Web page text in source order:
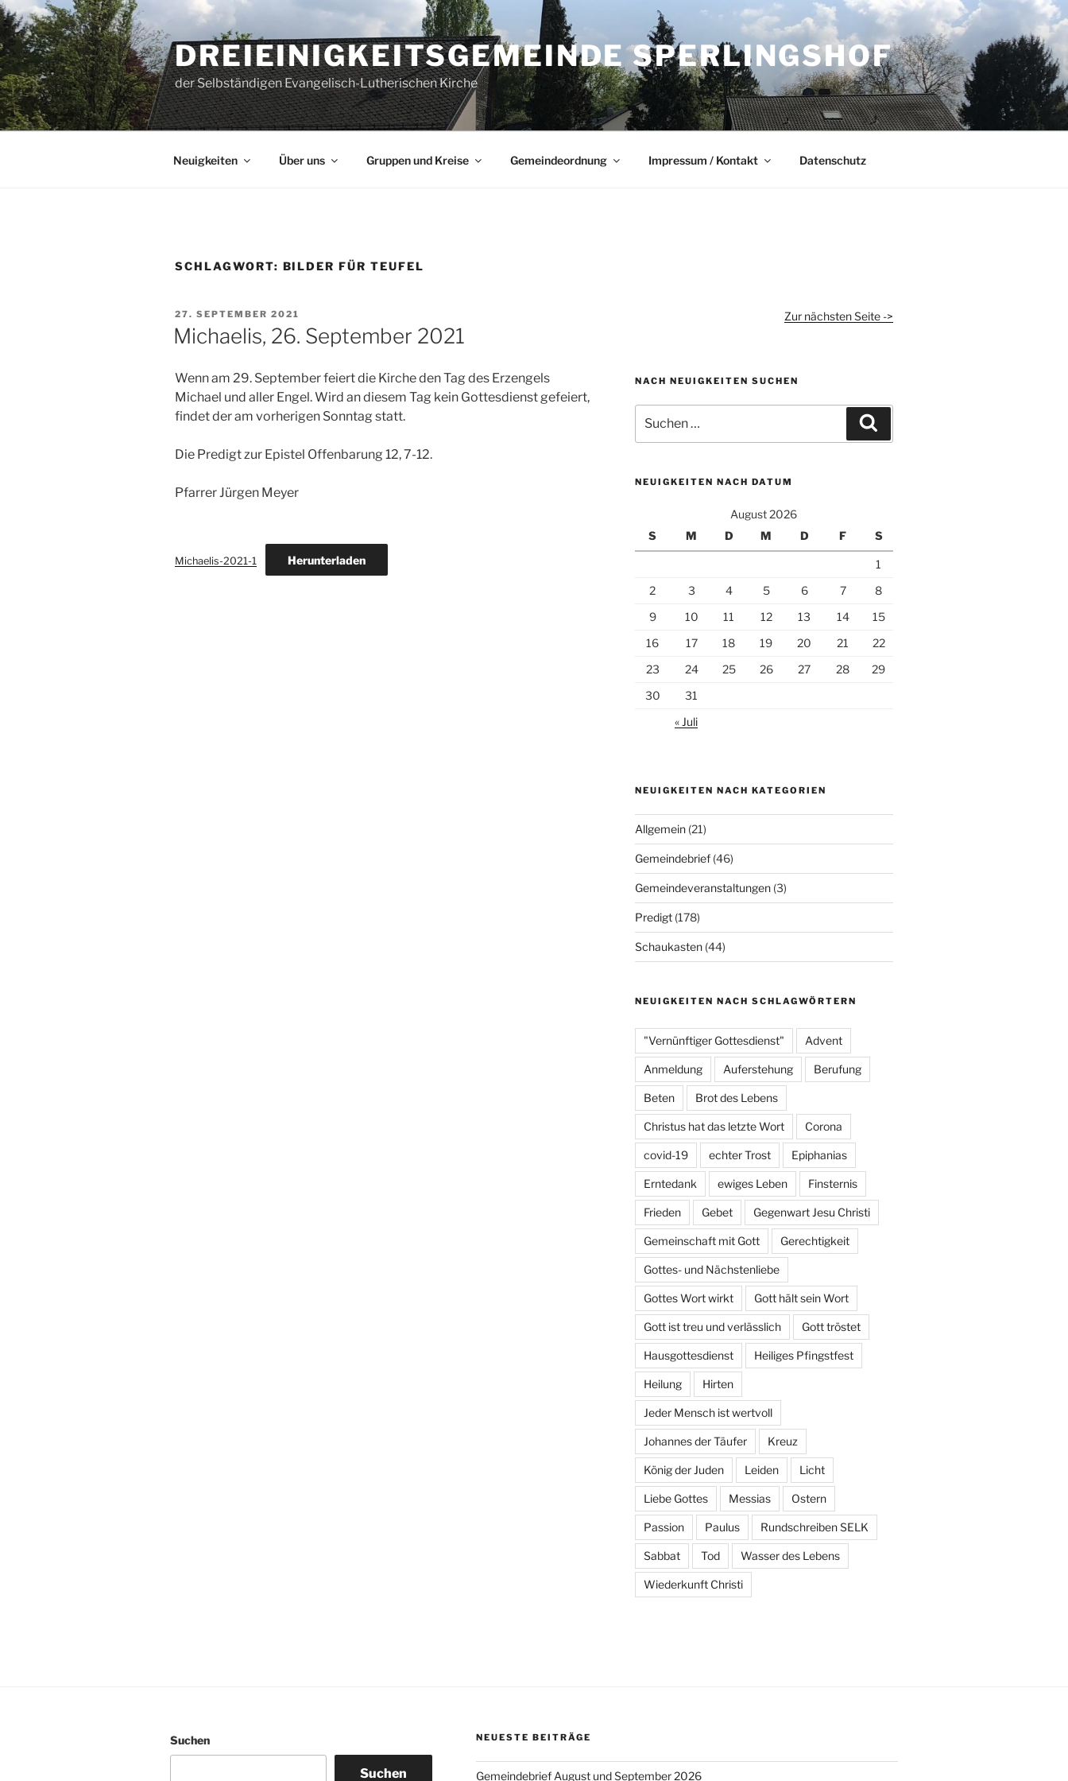
Zum
Inhalt
springen
DREIEINIGKEITSGEMEINDE SPERLINGSHOF
der Selbständigen Evangelisch-Lutherischen Kirche
Neuigkeiten Über uns Gruppen und Kreise Gemeindeordnung Impressum / Kontakt Datenschutz
SCHLAGWORT: BILDER FÜR TEUFEL
VERÖFFENTLICHT
AM
27. SEPTEMBER 2021
Michaelis, 26. September 2021
Wenn am 29. September feiert die Kirche den Tag des Erzengels
Michael und aller Engel. Wird an diesem Tag kein Gottesdienst gefeiert,
findet der am vorherigen Sonntag statt.
Die Predigt zur Epistel Offenbarung 12, 7-12.
Pfarrer Jürgen Meyer
Michaelis-2021-1 Herunterladen
Zur nächsten Seite ->
NACH NEUIGKEITEN SUCHEN
nach:
NEUIGKEITEN NACH DATUM
August 2026
S
M D M D F S
1
2
3 4 5 6 7
8
9
10 11 12 13 14
15
16
17 18 19 20 21
22
23
24 25 26 27 28
29
30
31
« Juli
NEUIGKEITEN NACH KATEGORIEN
Allgemein(21)
Gemeindebrief(46)
Gemeindeveranstaltungen(3)
Predigt(178)
Schaukasten(44)
NEUIGKEITEN NACH SCHLAGWÖRTERN
"Vernünftiger Gottesdienst" Advent
Anmeldung Auferstehung Berufung
Beten Brot des Lebens
Christus hat das letzte Wort Corona
covid-19 echter Trost Epiphanias
Erntedank ewiges Leben Finsternis
Frieden Gebet Gegenwart Jesu Christi
Gemeinschaft mit Gott Gerechtigkeit
Gottes- und Nächstenliebe
Gottes Wort wirkt Gott hält sein Wort
Gott ist treu und verlässlich Gott tröstet
Hausgottesdienst Heiliges Pfingstfest
Heilung Hirten
Jeder Mensch ist wertvoll
Johannes der Täufer Kreuz
König der Juden Leiden Licht
Liebe Gottes Messias Ostern
Passion Paulus Rundschreiben SELK
Sabbat Tod Wasser des Lebens
Wiederkunft Christi
Suchen
Suchen
NEUESTE BEITRÄGE
Gemeindebrief August und September 2026